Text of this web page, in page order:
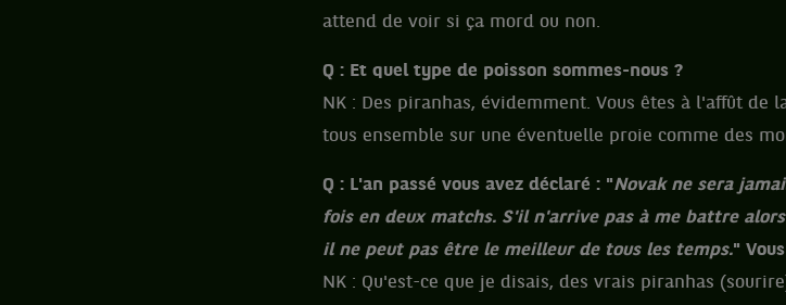
attend de voir si ça mord ou non.
Q : Et quel type de poisson sommes-nous ?
NK : Des piranhas, évidemment. Vous êtes à l'affût
tous ensemble sur une éventuelle proie comme des
Q : L'an passé vous avez déclaré : "Novak ne sera
fois en deux matchs. S'il n'arrive pas à me battre
il ne peut pas être le meilleur de tous les temps."
NK : Qu'est-ce que je disais, des vrais piranhas